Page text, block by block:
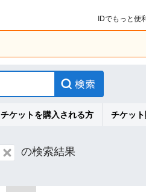
IDでもっと便
チケットを購入される方 チケッ
の検索結果